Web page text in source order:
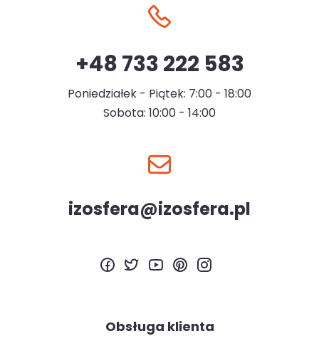
+48 733 222 583
Poniedziałek - Piątek: 7:00 - 18:00
Sobota: 10:00 - 14:00
izosfera@izosfera.pl
Obsługa klienta